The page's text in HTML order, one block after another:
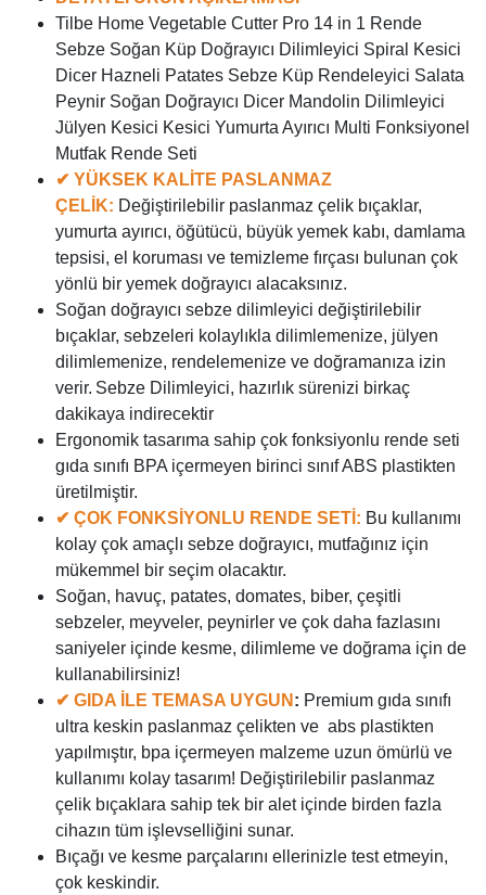
Tilbe Home Vegetable Cutter Pro 14 in 1 Rende
Sebze Soğan Küp Doğrayıcı Dilimleyici Spiral Kesici
Dicer Hazneli Patates Sebze Küp Rendeleyici Salata
Peynir Soğan Doğrayıcı Dicer Mandolin Dilimleyici
Jülyen Kesici Kesici Yumurta Ayırıcı Multi Fonksiyonel
Mutfak Rende Seti
✔ YÜKSEK KALİTE PASLANMAZ
ÇELİK: Değiştirilebilir paslanmaz çelik bıçaklar,
yumurta ayırıcı, öğütücü, büyük yemek kabı, damlama
tepsisi, el koruması ve temizleme fırçası bulunan çok
yönlü bir yemek doğrayıcı alacaksınız.
Soğan doğrayıcı sebze dilimleyici değiştirilebilir
bıçaklar, sebzeleri kolaylıkla dilimlemenize, jülyen
dilimlemenize, rendelemenize ve doğramanıza izin
verir. Sebze Dilimleyici, hazırlık sürenizi birkaç
dakikaya indirecektir
Ergonomik tasarıma sahip çok fonksiyonlu rende seti
gıda sınıfı BPA içermeyen birinci sınıf ABS plastikten
üretilmiştir.
✔ ÇOK FONKSİYONLU RENDE SETİ: Bu kullanımı
kolay çok amaçlı sebze doğrayıcı, mutfağınız için
mükemmel bir seçim olacaktır.
Soğan, havuç, patates, domates, biber, çeşitli
sebzeler, meyveler, peynirler ve çok daha fazlasını
saniyeler içinde kesme, dilimleme ve doğrama için de
kullanabilirsiniz!
✔ GIDA İLE TEMASA UYGUN : Premium gıda sınıfı
ultra keskin paslanmaz çelikten ve abs plastikten
yapılmıştır, bpa içermeyen malzeme uzun ömürlü ve
kullanımı kolay tasarım! Değiştirilebilir paslanmaz
çelik bıçaklara sahip tek bir alet içinde birden fazla
cihazın tüm işlevselliğini sunar.
Bıçağı ve kesme parçalarını ellerinizle test etmeyin,
çok keskindir.